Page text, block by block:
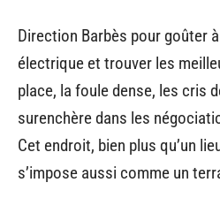
Direction Barbès pour goûter
électrique et trouver les
place, la foule dense, les cris
surenchère dans les
Cet endroit, bien plus qu’un
s’impose aussi comme un